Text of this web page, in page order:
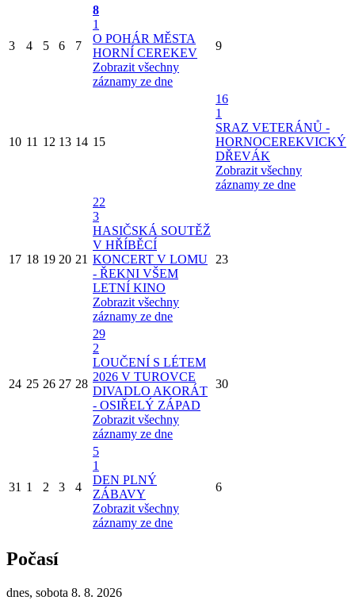
3 4 5 6 7
8
1
O POHÁR MĚSTA
HORNÍ CEREKEV
Zobrazit všechny
záznamy ze dne
9
10 11 12 13 14 15
16
1
SRAZ VETERÁNŮ -
HORNOCEREKVICKÝ
DŘEVÁK
Zobrazit všechny
záznamy ze dne
17 18 19 20 21
22
3
HASIČSKÁ SOUTĚŽ
V HŘÍBĚCÍ
KONCERT V LOMU
- ŘEKNI VŠEM
LETNÍ KINO
Zobrazit všechny
záznamy ze dne
23
24 25 26 27 28
29
2
LOUČENÍ S LÉTEM
2026 V TUROVCE
DIVADLO AKORÁT
- OSIŘELÝ ZÁPAD
Zobrazit všechny
záznamy ze dne
30
31 1 2 3 4
5
1
DEN PLNÝ
ZÁBAVY
Zobrazit všechny
záznamy ze dne
6
Počasí
dnes, sobota 8. 8. 2026